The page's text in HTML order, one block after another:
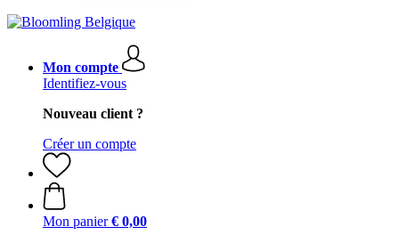
Mon compte
Identifiez-vous
Nouveau client ?
Créer un compte
Mon panier € 0,00